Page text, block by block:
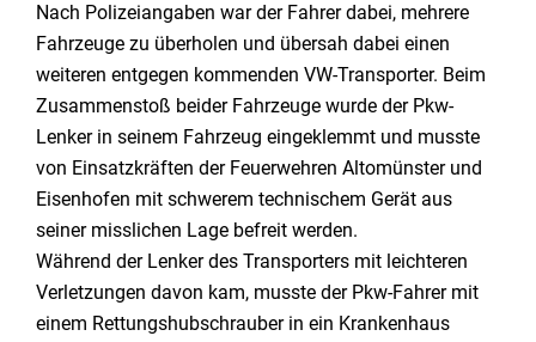
Nach Polizeiangaben war der Fahrer dabei, mehrere
Fahrzeuge zu überholen und übersah dabei einen
weiteren entgegen kommenden VW-Transporter. Beim
Zusammenstoß beider Fahrzeuge wurde der Pkw-
Lenker in seinem Fahrzeug eingeklemmt und musste
von Einsatzkräften der Feuerwehren Altomünster und
Eisenhofen mit schwerem technischem Gerät aus
seiner misslichen Lage befreit werden.
Während der Lenker des Transporters mit leichteren
Verletzungen davon kam, musste der Pkw-Fahrer mit
einem Rettungshubschrauber in ein Krankenhaus